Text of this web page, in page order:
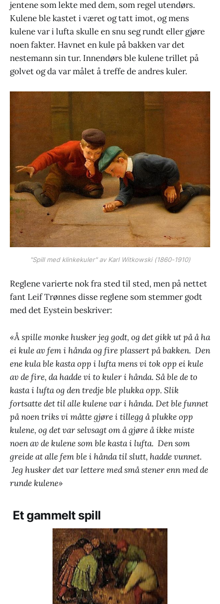
jentene som lekte med dem, som regel utendørs.
Kulene ble kastet i været og tatt imot, og mens
kulene var i lufta skulle en snu seg rundt eller gjøre
noen fakter. Havnet en kule på bakken var det
nestemann sin tur. Innendørs ble kulene trillet på
golvet og da var målet å treffe de andres kuler.
"Spill med klinkekuler" av Karl Witkowski (1860-1910)
Reglene varierte nok fra sted til sted, men på nettet
fant Leif Trønnes disse reglene som stemmer godt
med det Eystein beskriver:
«Å spille monke husker jeg godt, og det gikk ut på å ha
ei kule av fem i hånda og fire plassert på bakken. Den
ene kula ble kasta opp i lufta mens vi tok opp ei kule
av de fire, da hadde vi to kuler i hånda. Så ble de to
kasta i lufta og den tredje ble plukka opp. Slik
fortsatte det til alle kulene var i hånda. Det ble funnet
på noen triks vi måtte gjøre i tillegg å plukke opp
kulene, og det var selvsagt om å gjøre å ikke miste
noen av de kulene som ble kasta i lufta. Den som
greide at alle fem ble i hånda til slutt, hadde vunnet.
Jeg husker det var lettere med små stener enn med de
runde kulene»
Et gammelt spill